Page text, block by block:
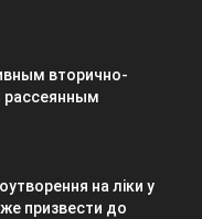
вторично-
на ліки у
призвести до